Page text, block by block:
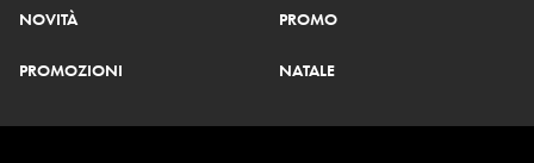
NOVITÀ PROMO
PROMOZIONI NATALE